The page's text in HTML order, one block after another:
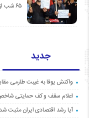
۶۵ شب از حماسه مهدیشهری ها گذشت
جدید
واکنش یوفا به غیبت طارمی
اعلام سقف و کف حمایتی
آیا رشد اقتصادی ایران مثبت